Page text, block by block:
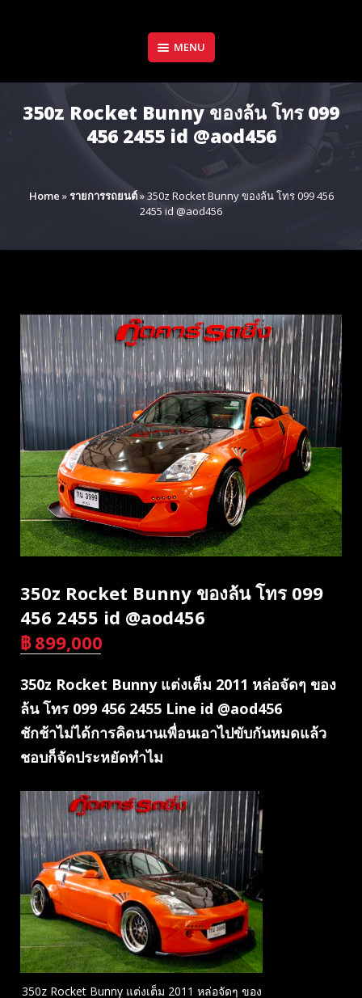
MENU
350z Rocket Bunny ของล้น โทร 099
456 2455 id @aod456
Home »รายการรถยนต์»350z Rocket Bunny ของล้น โทร 099 456
2455 id @aod456
350z Rocket Bunny ของล้น โทร 099
456 2455 id @aod456
฿ 899,000
350z Rocket Bunny แต่งเต็ม 2011 หล่อจัดๆ ของ
ล้น โทร 099 456 2455 Line id @aod456
ชักช้าไม่ได้การคิดนานเพื่อนเอาไปขับกันหมดแล้ว
ชอบก็จัดประหยัดทำไม
350z Rocket Bunny แต่งเต็ม 2011 หล่อจัดๆ ของ